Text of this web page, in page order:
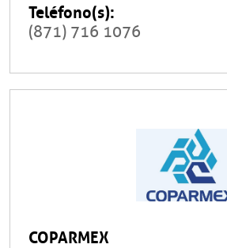
Teléfono(s):
(871) 716 1076
COPARMEX